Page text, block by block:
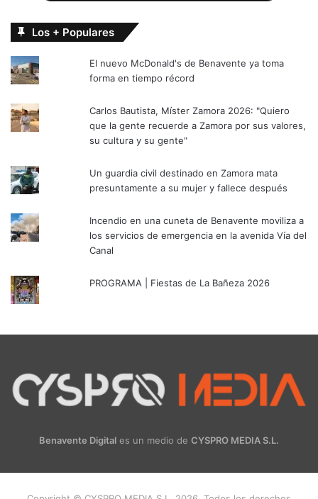
Los + Populares
El nuevo McDonald's de Benavente ya toma
forma en tiempo récord
Carlos Bautista, Míster Zamora 2026: "Quiero
que la gente recuerde a Zamora por sus valores,
su cultura y su gente"
Un guardia civil destinado en Zamora mata
presuntamente a su mujer y fallece después
Incendio en una cuneta de Benavente moviliza a
los servicios de emergencia en la avenida Vía del
Canal
PROGRAMA | Fiestas de La Bañeza 2026
Benavente Digital es un medio de CYSPRO MEDIA S.L.